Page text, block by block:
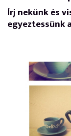
Írj nekünk és
egyeztessünk